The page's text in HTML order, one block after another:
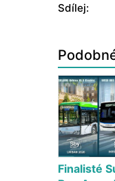
Sdílej:
Finalisté